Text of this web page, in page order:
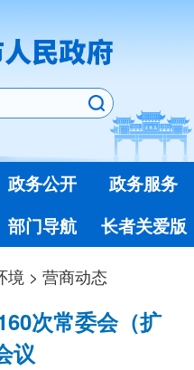
政务公开
政务服务
部门导航 长者关爱版
境 >营商动态
次常委会（扩
议